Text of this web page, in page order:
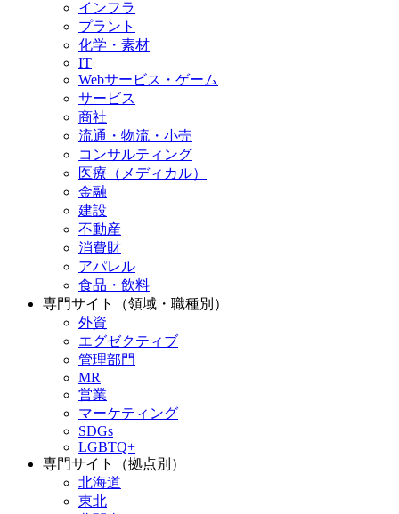
インフラ
プラント
化学・素材
IT
Webサービス・ゲーム
サービス
商社
流通・物流・小売
コンサルティング
医療（メディカル）
金融
建設
不動産
消費財
アパレル
食品・飲料
専門サイト（領域・職種別）
外資
エグゼクティブ
管理部門
MR
営業
マーケティング
SDGs
LGBTQ+
専門サイト（拠点別）
北海道
東北